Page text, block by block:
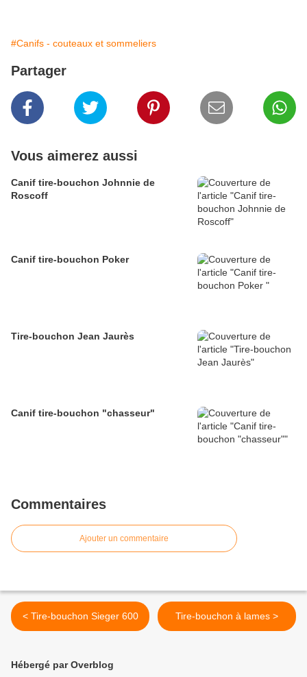
#Canifs - couteaux et sommeliers
Partager
Vous aimerez aussi
Canif tire-bouchon Johnnie de
Roscoff
Canif tire-bouchon Poker
Tire-bouchon Jean Jaurès
Canif tire-bouchon "chasseur"
Commentaires
Ajouter un commentaire
< Tire-bouchon Sieger 600 Tire-bouchon à lames >
Hébergé par Overblog